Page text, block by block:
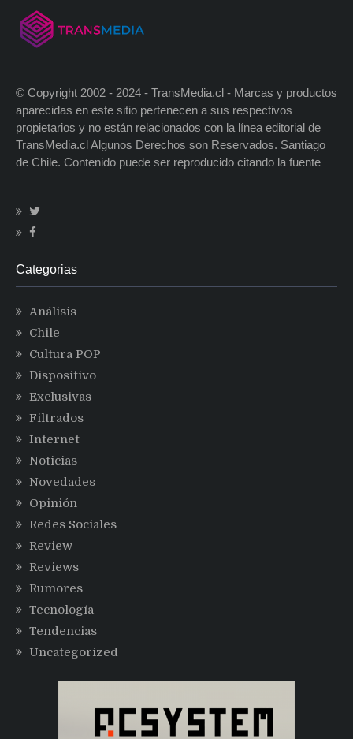
© Copyright 2002 - 2024 - TransMedia.cl - Marcas y productos
aparecidas en este sitio pertenecen a sus respectivos
propietarios y no están relacionados con la línea editorial de
TransMedia.cl Algunos Derechos son Reservados. Santiago
de Chile. Contenido puede ser reproducido citando la fuente
Categorias
Análisis
Chile
Cultura POP
Dispositivo
Exclusivas
Filtrados
Internet
Noticias
Novedades
Opinión
Redes Sociales
Review
Reviews
Rumores
Tecnología
Tendencias
Uncategorized